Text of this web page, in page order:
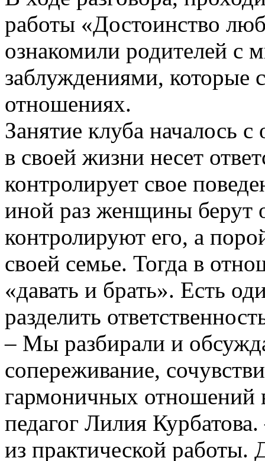
работы «Достоинство
ознакомили родителей
заблуждениями, которые
отношениях.
Занятие клуба началось
в своей жизни несет
контролирует свое
иной раз женщины берут
контролируют его, а
своей семье. Тогда в
«давать и брать». Есть
разделить
– Мы разбирали и
сопереживание,
гармоничных отношений
педагог Лилия
из практической работы.